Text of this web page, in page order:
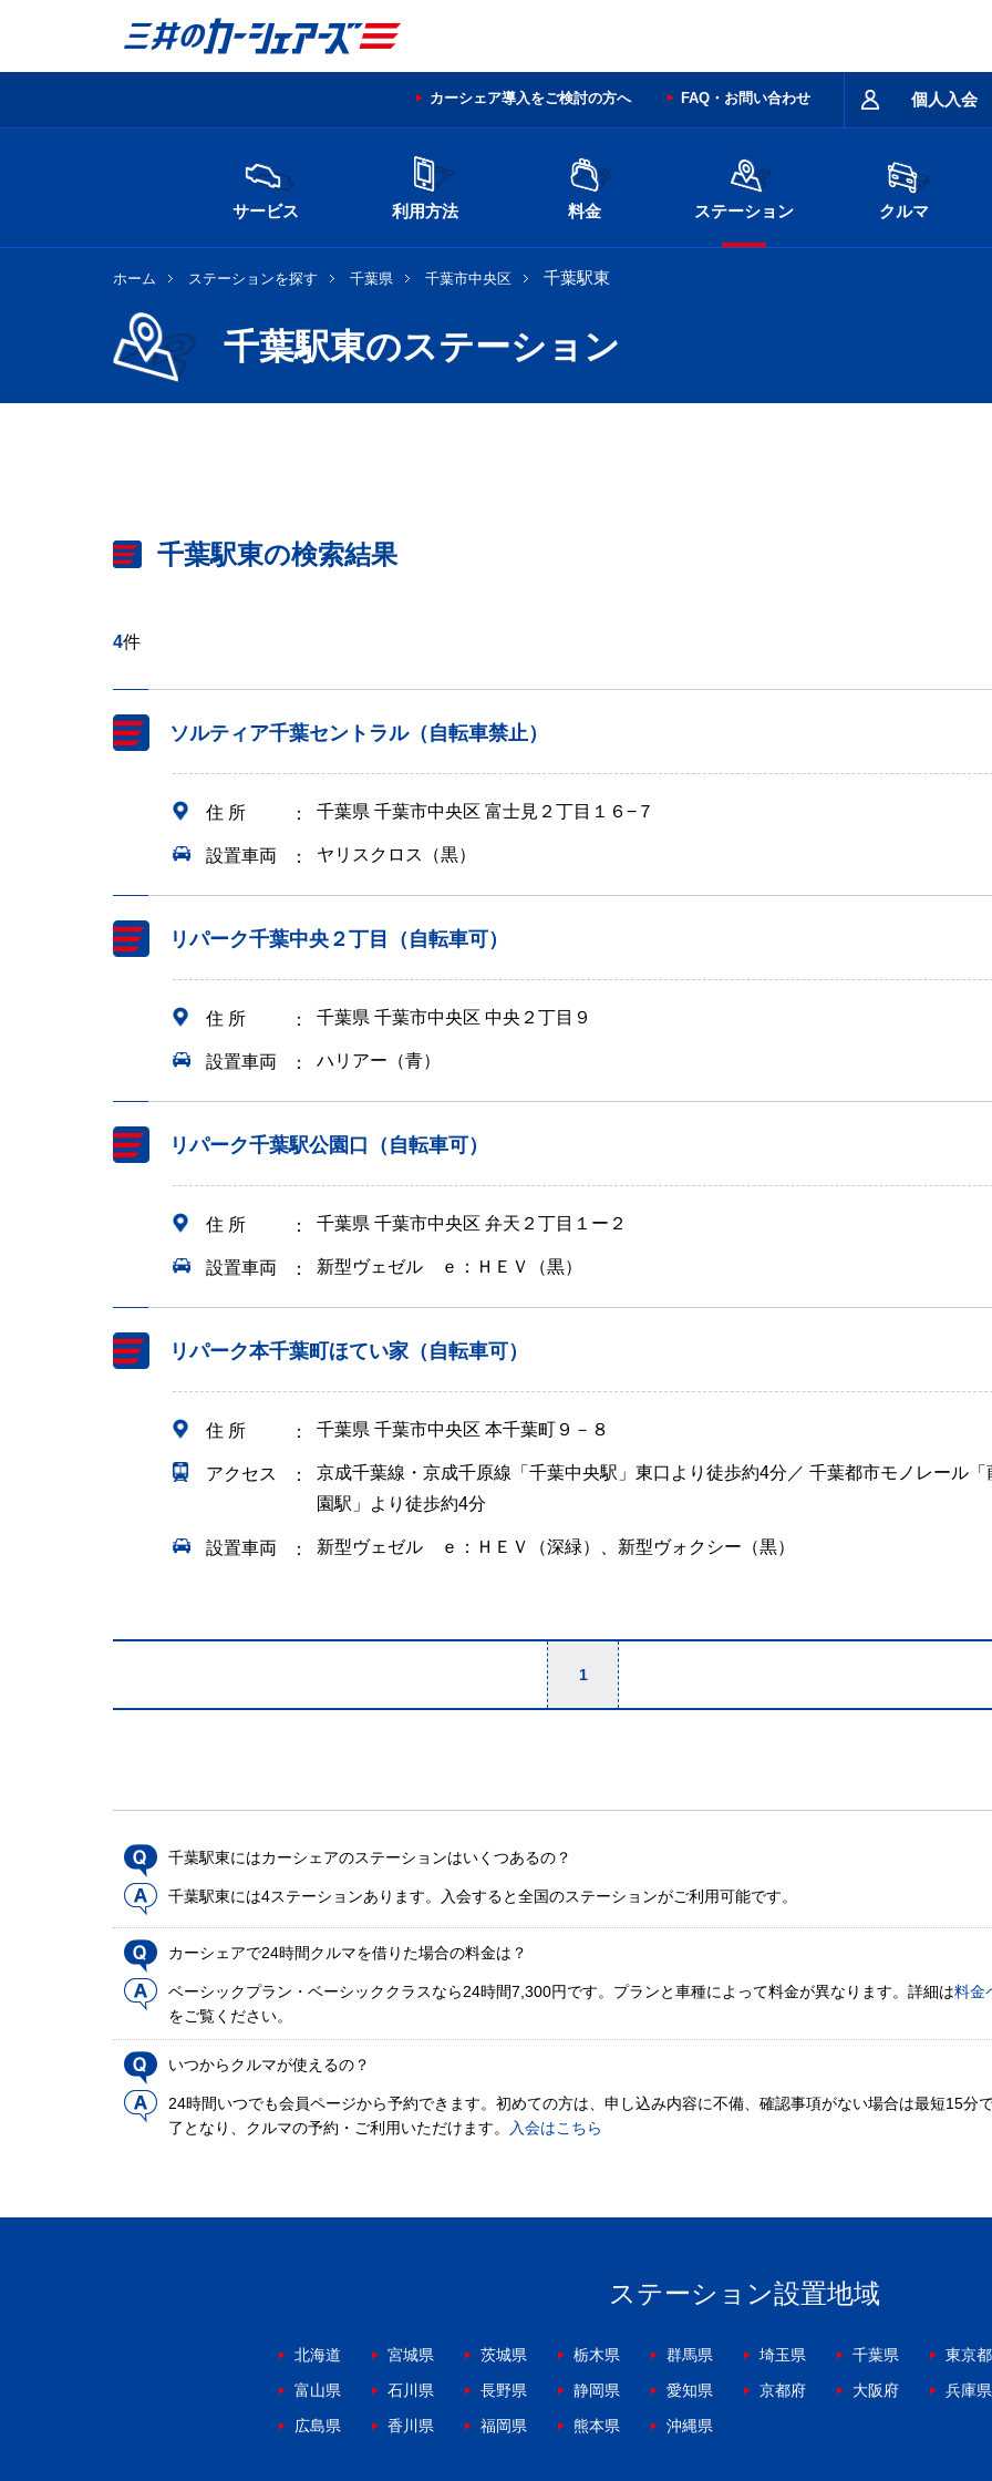
個人入会
カーシェア導入をご検討の方へ FAQ・お問い合わせ
サービス 利用方法 料金 ステーション クルマ
ホーム ステーションを探す 千葉県 千葉市中央区 千葉駅東
千葉駅東のステーション
千葉駅東の検索結果
4件
ソルティア千葉セントラル（自転車禁止）
住 所 千葉県 千葉市中央区 富士見２丁目１６−７
設置車両 ヤリスクロス（黒）
リパーク千葉中央２丁目（自転車可）
住 所 千葉県 千葉市中央区 中央２丁目９
設置車両 ハリアー（青）
リパーク千葉駅公園口（自転車可）
住 所 千葉県 千葉市中央区 弁天２丁目１ー２
設置車両 新型ヴェゼル ｅ：ＨＥＶ（黒）
リパーク本千葉町ほてい家（自転車可）
住 所 千葉県 千葉市中央区 本千葉町９－８
アクセス
京成千葉線・京成千原線「千葉中央駅」東口より徒歩約4分／ 千葉都市モノレール「
園駅」より徒歩約4分
設置車両 新型ヴェゼル ｅ：ＨＥＶ（深緑）、新型ヴォクシー（黒）
1
千葉駅東にはカーシェアのステーションはいくつあるの？
千葉駅東には4ステーションあります。入会すると全国のステーションがご利用可能です。
カーシェアで24時間クルマを借りた場合の料金は？
ベーシックプラン・ベーシッククラスなら24時間7,300円です。プランと車種によって料金が異なります。詳細は料金
をご覧ください。
いつからクルマが使えるの？
24時間いつでも会員ページから予約できます。初めての方は、申し込み内容に不備、確認事項がない場合は最短15分
了となり、クルマの予約・ご利用いただけます。
入会はこちら
ステーション設置地域
北海道 宮城県 茨城県 栃木県 群馬県 埼玉県 千葉県
東京都
富山県
石川県 長野県 静岡県 愛知県 京都府 大阪府
兵庫県
広島県
香川県 福岡県 熊本県 沖縄県